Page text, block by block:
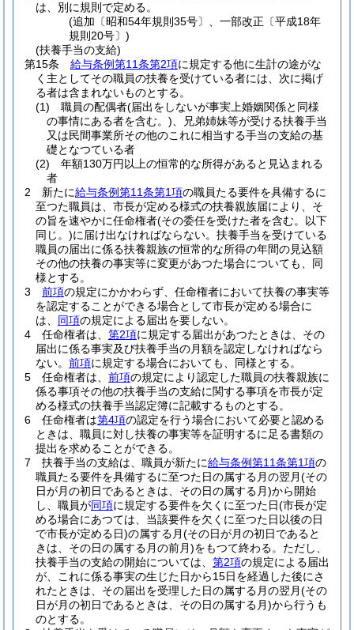
は、別に規則で定める。
(追加〔昭和54年規則35号〕、一部改正〔平成18年
規則20号〕)
(扶養手当の支給)
第15条
給与条例第11条第2項に規定する他に生計の途がな
く主としてその職員の扶養を受けている者には、次に掲げ
る者は含まれないものとする。
(1)
職員の配偶者(届出をしないが事実上婚姻関係と同様
の事情にある者を含む。) 、兄弟姉妹等が受ける扶養手当
又は民間事業所その他のこれに相当する手当の支給の基
礎となつている者
(2)
年額130万円以上の恒常的な所得があると見込まれる
者
2
新たに給与条例第11条第1項の職員たる要件を具備するに
至つた職員は、市長が定める様式の扶養親族届により、そ
の旨を速やかに任命権者(その委任を受けた者を含む。以下
同じ。)に届け出なければならない。 扶養手当を受けている
職員の届出に係る扶養親族の恒常的な所得の年間の見込額
その他の扶養の事実等に変更があつた場合についても、同
様とする。
3
前項の規定にかかわらず、任命権者において扶養の事実等
を認定することができる場合として市長が定める場合に
は、 同項の規定による届出を要しない。
4
任命権者は、 第2項に規定する届出があつたときは、その
届出に係る事実及び扶養手当の月額を認定しなければなら
ない。 前項に規定する場合においても、同様とする。
5
任命権者は、 前項の規定により認定した職員の扶養親族に
係る事項その他の扶養手当の支給に関する事項を市長が定
める様式の扶養手当認定簿に記載するものとする。
6
任命権者は第4項の認定を行う場合において必要と認める
ときは、職員に対し扶養の事実等を証明するに足る書類の
提出を求めることができる。
7
扶養手当の支給は、職員が新たに給与条例第11条第1項の
職員たる要件を具備するに至つた日の属する月の翌月(その
日が月の初日であるときは、その日の属する月)から開始
し、職員が同項に規定する要件を欠くに至つた日(市長が定
める場合にあつては、当該要件を欠くに至つた日以後の日
で市長が定める日)の属する月(その日が月の初日であると
きは、その日の属する月の前月)をもつて終わる。 ただし、
扶養手当の支給の開始については、 第2項の規定による届出
が、これに係る事実の生じた日から15日を経過した後にさ
れたときは、その届出を受理した日の属する月の翌月(その
日が月の初日であるときは、その日の属する月)から行うも
のとする。